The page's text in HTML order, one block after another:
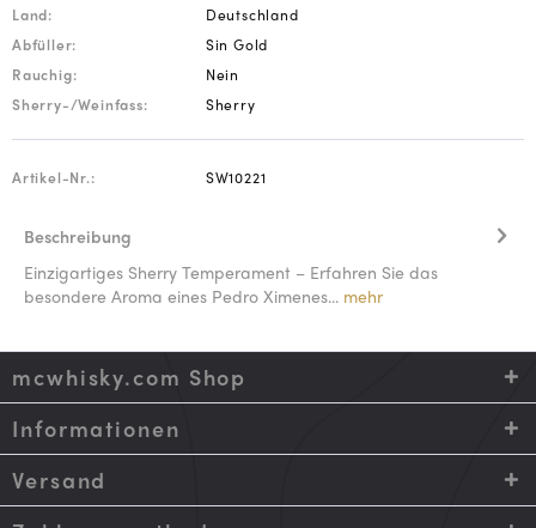
Land:
Deutschland
Abfüller:
Sin Gold
Rauchig:
Nein
Sherry-/Weinfass:
Sherry
Artikel-Nr.: SW10221
Beschreibung
Einzigartiges Sherry Temperament – Erfahren Sie das
besondere Aroma eines Pedro Ximenes... mehr
mcwhisky.com Shop
Informationen
Versand